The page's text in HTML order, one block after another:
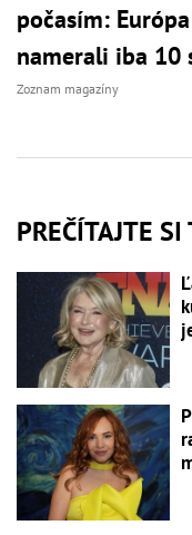
počasím:
namerali iba 10
Zoznam magazíny
PREČÍTAJTE SI